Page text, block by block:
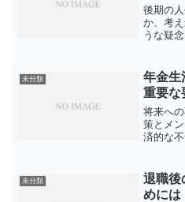
後期の
か、考
うな疑
ります
すには
未分類
年金生
重要な
将来へ
策とメ
済的な
的な高
案、健
未分類
退職後
めには